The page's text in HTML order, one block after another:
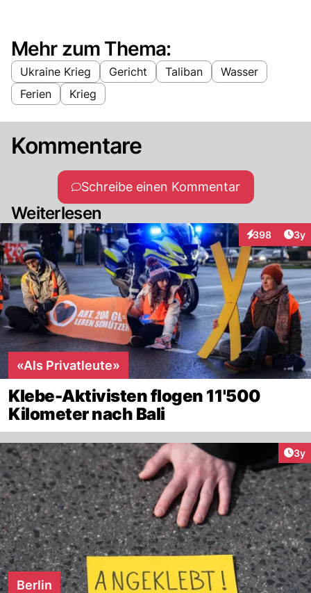
Mehr zum Thema:
Ukraine Krieg Gericht Taliban
Wasser
Ferien
Krieg
Kommentare
Schreibe einen Kommentar
Weiterlesen
398
Interaktionen
3y
«Als Privatleute»
Klebe-Aktivisten flogen 11'500
Kilometer nach Bali
3y
Berlin